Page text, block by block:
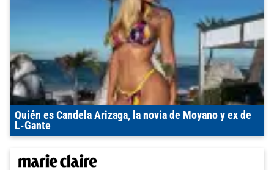
Quién es Candela Arizaga, la novia de Moyano y ex de
L-Gante